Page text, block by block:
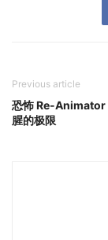
Previous article
恐怖 Re-Animator
腥的极限